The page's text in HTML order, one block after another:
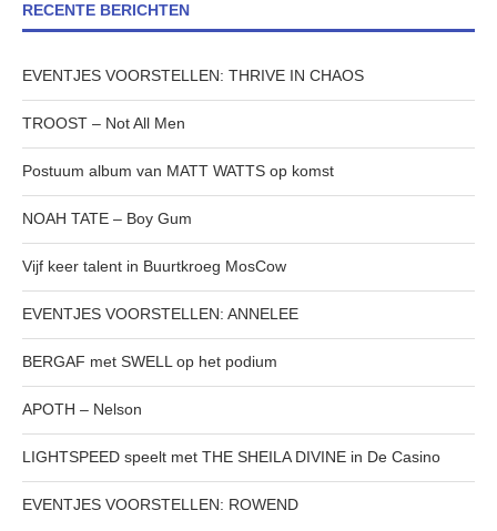
RECENTE BERICHTEN
EVENTJES VOORSTELLEN: THRIVE IN CHAOS
TROOST – Not All Men
Postuum album van MATT WATTS op komst
NOAH TATE – Boy Gum
Vijf keer talent in Buurtkroeg MosCow
EVENTJES VOORSTELLEN: ANNELEE
BERGAF met SWELL op het podium
APOTH – Nelson
LIGHTSPEED speelt met THE SHEILA DIVINE in De Casino
EVENTJES VOORSTELLEN: ROWEND